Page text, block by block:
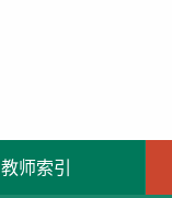
教师索引